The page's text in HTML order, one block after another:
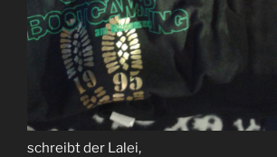
schreibt der Lalei,